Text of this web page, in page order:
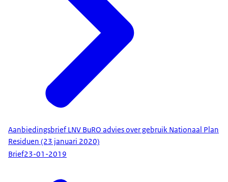
Aanbiedingsbrief LNV BuRO advies over gebruik Nationaal Plan
Residuen (23 januari 2020)
Brief23-01-2019